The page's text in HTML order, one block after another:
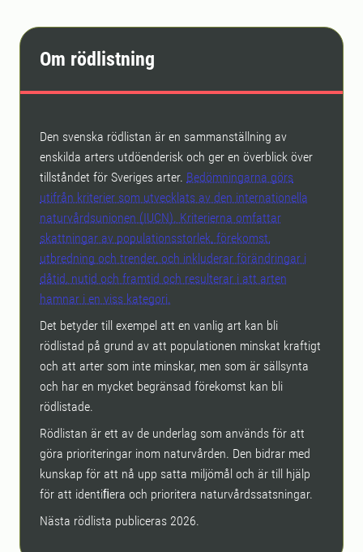
Om rödlistning
Den svenska rödlistan är en sammanställning av
enskilda arters utdöenderisk och ger en överblick över
tillståndet för Sveriges arter. Bedömningarna görs
utifrån kriterier som utvecklats av den internationella
naturvårdsunionen (IUCN). Kriterierna omfattar
skattningar av populationsstorlek, förekomst,
utbredning och trender, och inkluderar förändringar i
dåtid, nutid och framtid och resulterar i att arten
hamnar i en viss kategori.
Det betyder till exempel att en vanlig art kan bli
rödlistad på grund av att populationen minskat kraftigt
och att arter som inte minskar, men som är sällsynta
och har en mycket begränsad förekomst kan bli
rödlistade.
Rödlistan är ett av de underlag som används för att
göra prioriteringar inom naturvården. Den bidrar med
kunskap för att nå upp satta miljömål och är till hjälp
för att identiﬁera och prioritera naturvårdssatsningar.
Nästa rödlista publiceras 2026.